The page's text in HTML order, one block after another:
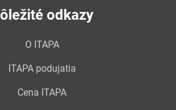
odkazy
O ITAPA
ITAPA podujatia
Cena ITAPA